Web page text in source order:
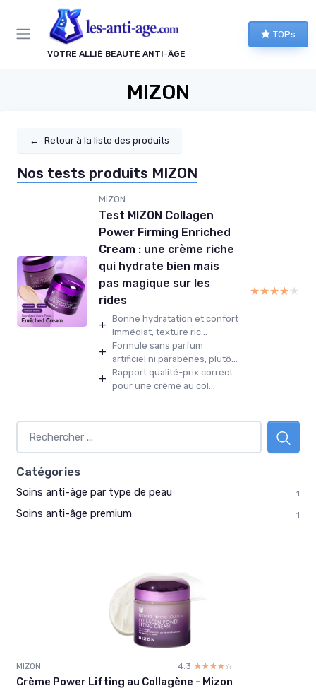
VOTRE ALLIÉ BEAUTÉ ANTI-ÂGE
TOPs
MIZON
← Retour à la liste des produits
Nos tests produits MIZON
MIZON
Test MIZON Collagen
Power Firming Enriched
Cream : une crème riche
qui hydrate bien mais
pas magique sur les
rides
+ Bonne hydratation et confort
immédiat, texture ric...
+ Formule sans parfum
artificiel ni parabènes, plutô...
+ Rapport qualité-prix correct
pour une crème au col...
★★★★★
★★★★★
Catégories
Soins anti-âge par type de peau 1
Soins anti-âge premium 1
MIZON 4.3 ☆☆☆☆☆
★★★★★
Crème Power Lifting au Collagène - Mizon
Panneau de gestion des cookies